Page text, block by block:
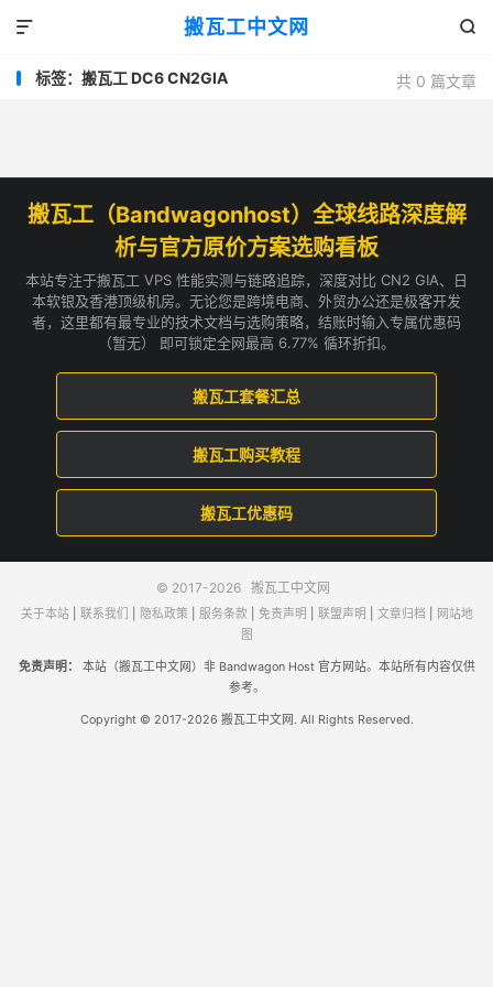
搬瓦工中文网 

共 0 篇文章
标签：搬瓦工 DC6 CN2GIA
搬瓦工（Bandwagonhost）全球线路深度解
析与官方原价方案选购看板
本站专注于搬瓦工 VPS 性能实测与链路追踪，深度对比 CN2 GIA、日
本软银及香港顶级机房。无论您是跨境电商、外贸办公还是极客开发
者，这里都有最专业的技术文档与选购策略，结账时输入专属优惠码
（暂无） 即可锁定全网最高 6.77% 循环折扣。
搬瓦工套餐汇总
搬瓦工购买教程
搬瓦工优惠码
© 2017-2026 搬瓦工中文网
关于本站| 联系我们 隐私政策 服务条款 免责声明 联盟声明 文章归档
网站地
图
免责声明：
本站（搬瓦工中文网）非 Bandwagon Host 官方网站。本站所有内容仅供
参考。
Copyright © 2017-2026 搬瓦工中文网. All Rights Reserved.